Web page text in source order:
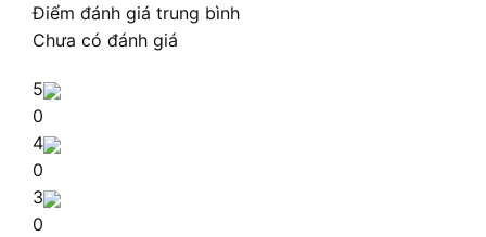
Điểm đánh giá trung bình
Chưa có đánh giá
5
0
4
0
3
0